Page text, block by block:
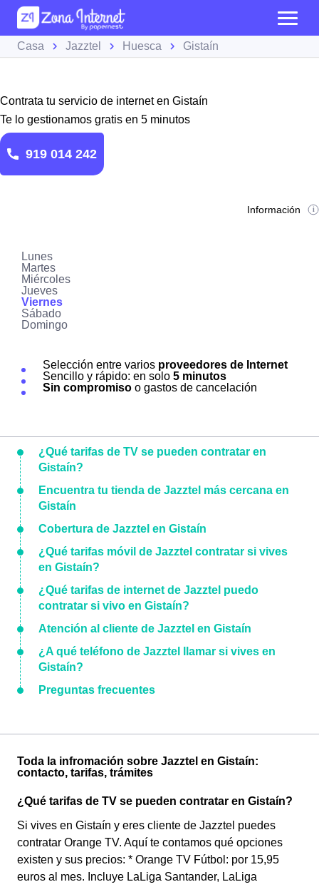
Casa Jazztel Huesca Gistaín
Contrata tu servicio de internet en Gistaín
Te lo gestionamos gratis en 5 minutos
919 014 242
Información
Lunes
Martes
Miércoles
Jueves
Viernes
Sábado
Domingo
Selección entre varios proveedores de Internet
Sencillo y rápido: en solo 5 minutos
Sin compromiso o gastos de cancelación
¿Qué tarifas de TV se pueden contratar en
Gistaín?
Encuentra tu tienda de Jazztel más cercana en
Gistaín
Cobertura de Jazztel en Gistaín
¿Qué tarifas móvil de Jazztel contratar si vives
en Gistaín?
¿Qué tarifas de internet de Jazztel puedo
contratar si vivo en Gistaín?
Atención al cliente de Jazztel en Gistaín
¿A qué teléfono de Jazztel llamar si vives en
Gistaín?
Preguntas frecuentes
Toda la infromación sobre Jazztel en Gistaín:
contacto, tarifas, trámites
¿Qué tarifas de TV se pueden contratar en Gistaín?
Si vives en Gistaín y eres cliente de Jazztel puedes
contratar Orange TV. Aquí te contamos qué opciones
existen y sus precios: * Orange TV Fútbol: por 15,95
euros al mes. Incluye LaLiga Santander, LaLiga